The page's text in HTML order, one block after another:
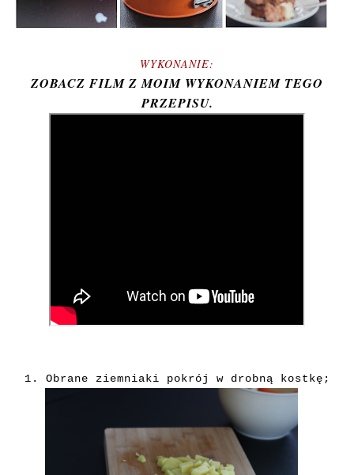
WYKONANIE:
ZOBACZ FILM Z MOIM WYKONANIEM TEGO
PRZEPISU.
1. Obrane ziemniaki pokrój w drobną kostkę;